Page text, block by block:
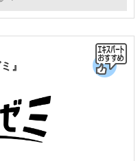
』